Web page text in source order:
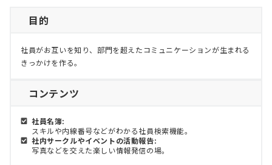
目的
社員がお互いを知り、部門を超えたコミュニケーションが生まれる
きっかけを作る。
コンテンツ
社員名簿:
スキルや内線番号などがわかる社員検索機能。
社内サークルやイベントの活動報告:
写真などを交えた楽しい情報発信の場。